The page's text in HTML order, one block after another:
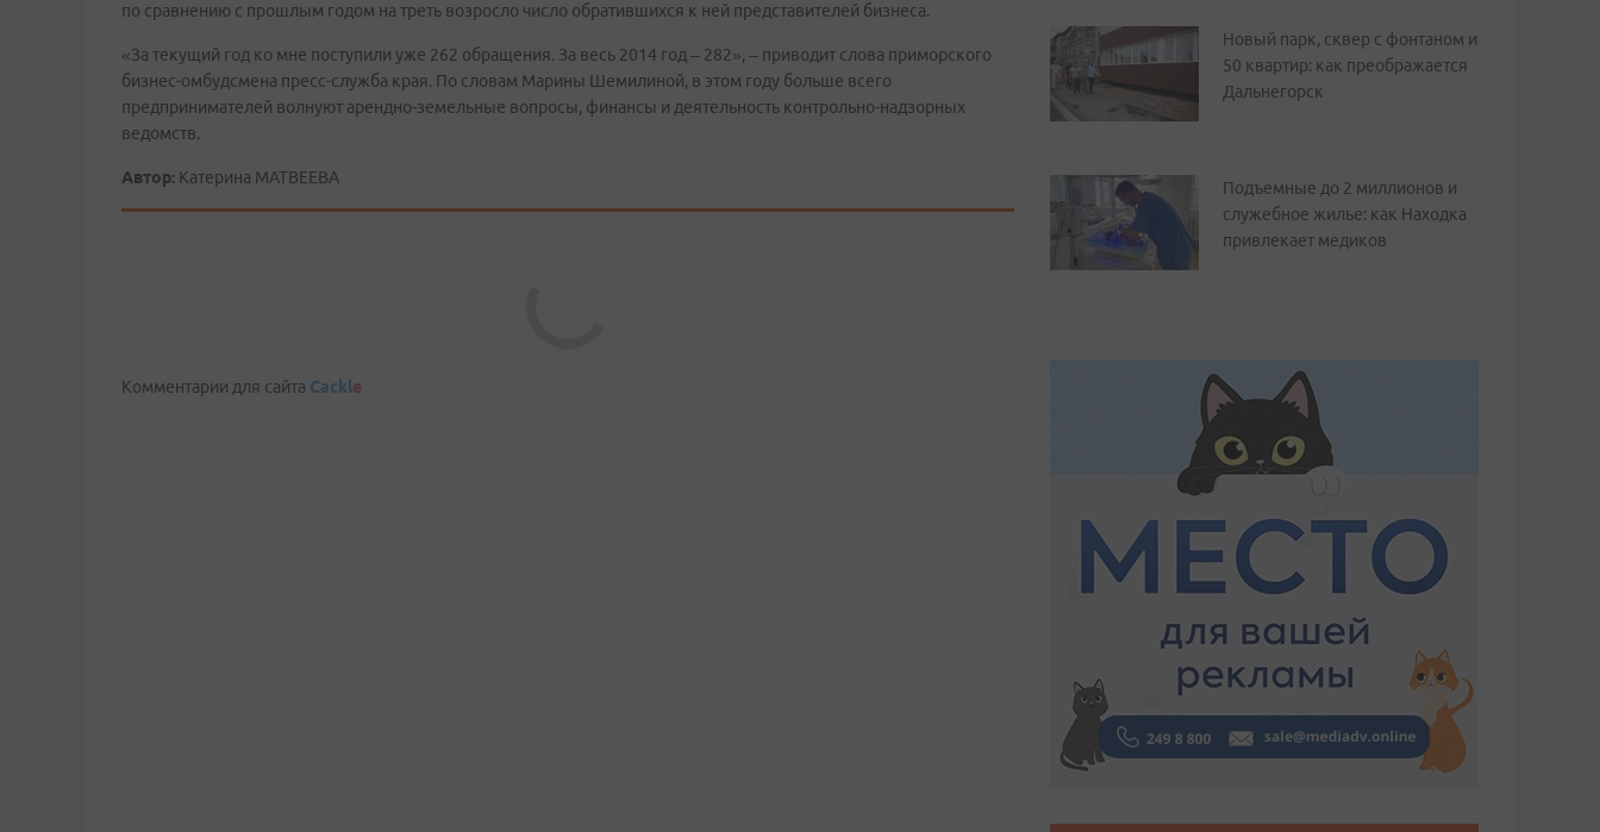
по сравнению с прошлым годом на треть возросло число обратившихся к ней представителей бизнеса.
«За текущий год ко мне поступили уже 262 обращения. За весь 2014 год – 282», – приводит слова приморского
бизнес-омбудсмена пресс-служба края. По словам Марины Шемилиной, в этом году больше всего
предпринимателей волнуют арендно-земельные вопросы, финансы и деятельность контрольно-надзорных
ведомств.
Автор: Катерина МАТВЕЕВА
Новый парк, сквер с фонтаном и
50 квартир: как преображается
Дальнегорск
Подъемные до 2 миллионов и
служебное жилье: как Находка
привлекает медиков